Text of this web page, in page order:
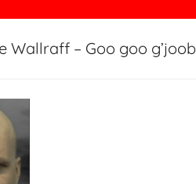
Wallraff – Goo goo g’joob